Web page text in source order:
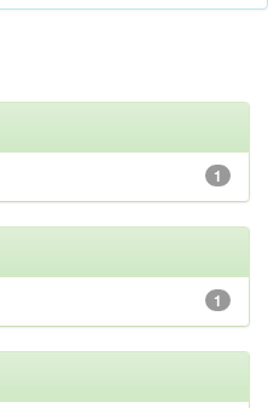
1
1